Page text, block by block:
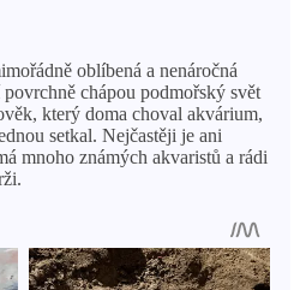
oblíbená a nenáročná
chápou podmořský svět
který doma choval akvárium,
setkal. Nejčastěji je ani
mnoho známých akvaristů a rádi